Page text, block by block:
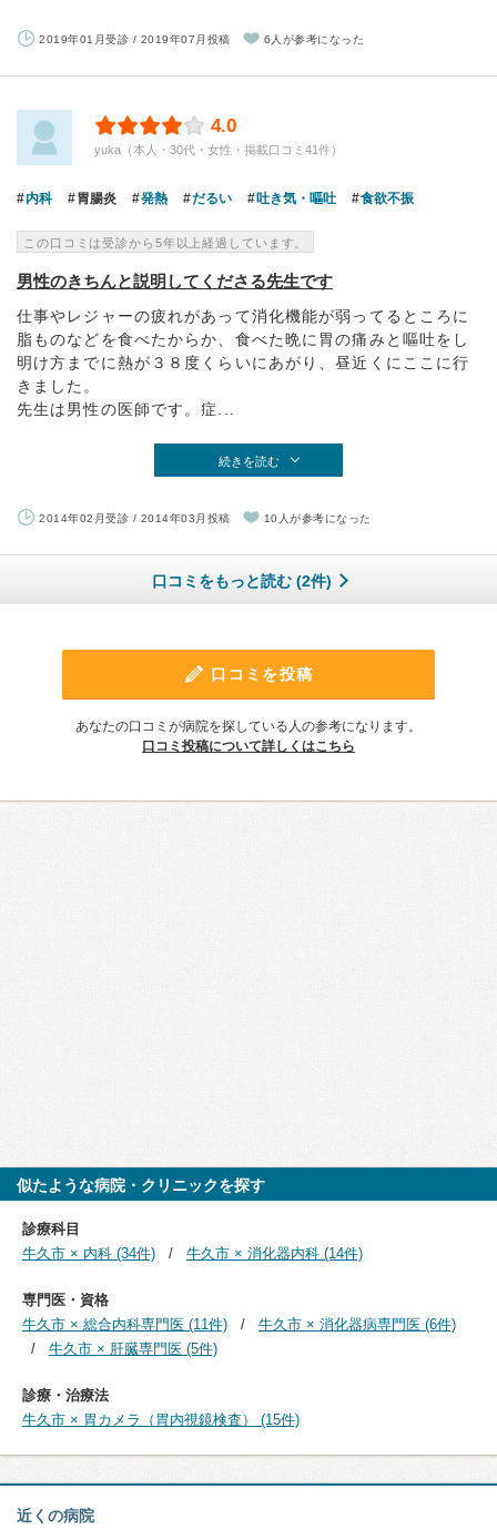
2019年01月受診 / 2019年07月投稿 6人が参考になった
4.0
yuka（本人・30代・女性・掲載口コミ41件）
内科 胃腸炎 発熱 だるい 吐き気・嘔吐 食欲不振
この口コミは受診から5年以上経過しています。
男性のきちんと説明してくださる先生です
仕事やレジャーの疲れがあって消化機能が弱ってるところに
脂ものなどを食べたからか、食べた晩に胃の痛みと嘔吐をし
明け方までに熱が３８度くらいにあがり、昼近くにここに行
きました。
先生は男性の医師です。症...
続きを読む
2014年02月受診 / 2014年03月投稿 10人が参考になった
口コミをもっと読む (2件)
口コミを投稿
あなたの口コミが病院を探している人の参考になります。
口コミ投稿について詳しくはこちら
似たような病院・クリニックを探す
診療科目
牛久市 × 内科 (34件)
牛久市 × 消化器内科 (14件)
専門医・資格
牛久市 × 総合内科専門医 (11件)
牛久市 × 消化器病専門医 (6件)
牛久市 × 肝臓専門医 (5件)
診療・治療法
牛久市 × 胃カメラ（胃内視鏡検査） (15件)
近くの病院